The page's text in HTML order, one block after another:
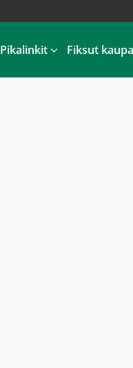
Pikalinkit Fiksut